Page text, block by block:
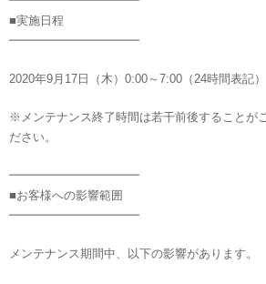
■実施日程
━━━━━━━━━━━
2020年9月17日（木）0:00～7:00（24時間表記）
※メンテナンス終了時間は若干前後することが
ださい。
━━━━━━━━━━━
■お客様への影響範囲
━━━━━━━━━━━
メンテナンス期間中、以下の影響があります。